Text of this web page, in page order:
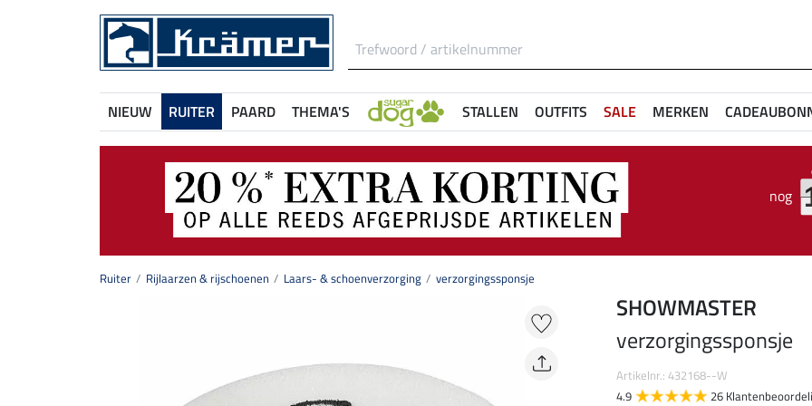
NIEUW RUITER PAARD THEMA'S STALLEN OUTFITS SALE MERKEN
nog
Ruiter Rijlaarzen & rijschoenen Laars- & schoenverzorging verzorgingssponsje
SHOWMASTER
verzorgingssponsje
Artikelnr.: 432168--W
4.9
26